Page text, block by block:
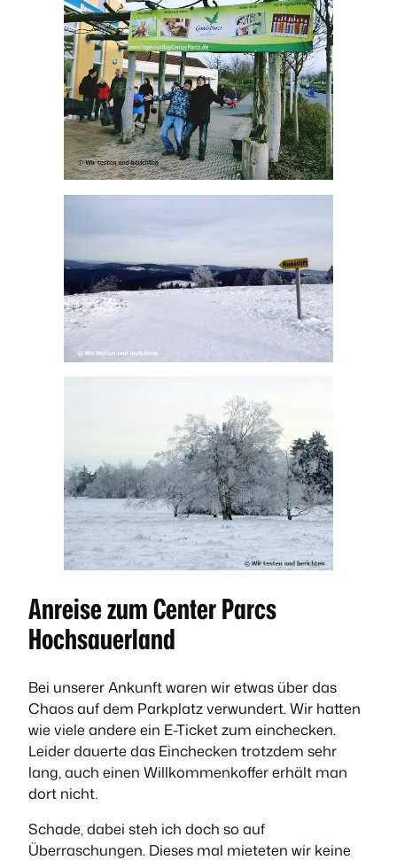
Anreise zum Center Parcs
Hochsauerland
Bei unserer Ankunft waren wir etwas über das
Chaos auf dem Parkplatz verwundert. Wir hatten
wie viele andere ein E-Ticket zum einchecken.
Leider dauerte das Einchecken trotzdem sehr
lang, auch einen Willkommenkoffer erhält man
dort nicht.
Schade, dabei steh ich doch so auf
Überraschungen. Dieses mal mieteten wir keine